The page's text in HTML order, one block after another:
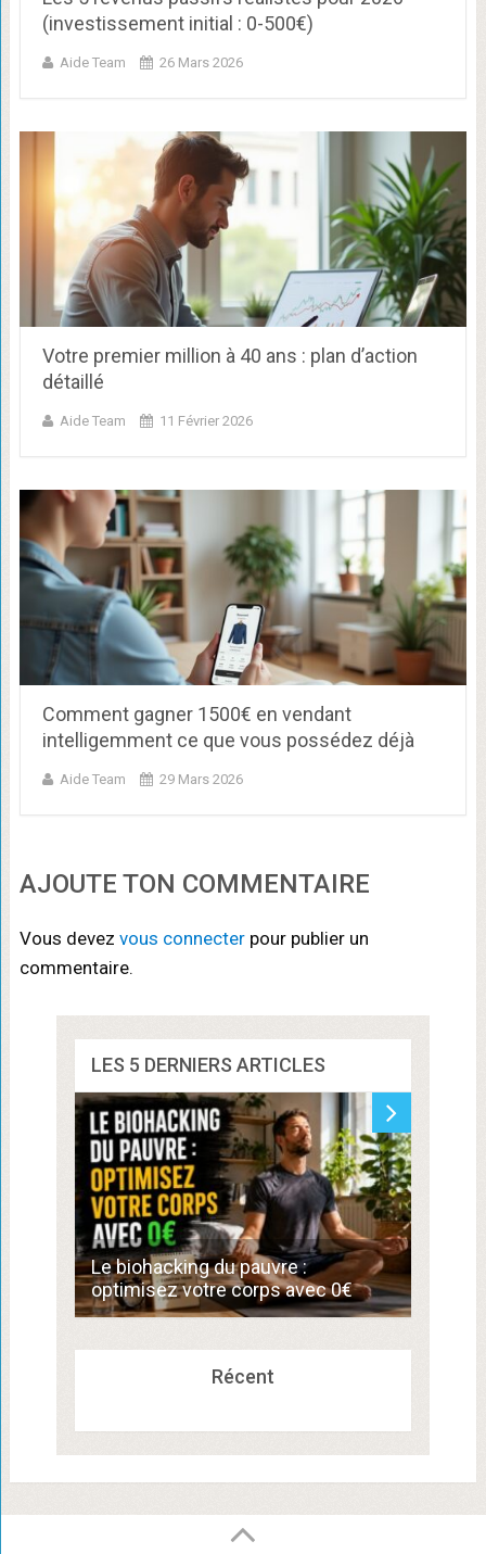
(investissement initial : 0-500€)
Aide Team 26 Mars 2026
Votre premier million à 40 ans : plan d’action
détaillé
Aide Team 11 Février 2026
Comment gagner 1500€ en vendant
intelligemment ce que vous possédez déjà
Aide Team 29 Mars 2026
AJOUTE TON COMMENTAIRE
Vous devez vous connecterpour publier un
commentaire.
LES 5 DERNIERS ARTICLES
Le biohacking du pauvre :
optimisez votre corps avec 0€
Récent